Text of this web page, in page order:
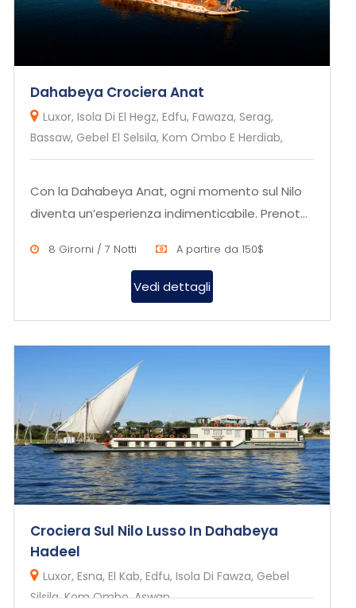
Dahabeya Crociera Anat
Luxor, Isola Di El Hegz, Edfu, Fawaza, Serag,
Bassaw, Gebel El Selsila, Kom Ombo E Herdiab,
Con la Dahabeya Anat, ogni momento sul Nilo
diventa un’esperienza indimenticabile. Prenota
8 Girorni / 7 Notti A partire da 150$
Vedi dettagli
Crociera Sul Nilo Lusso In Dahabeya
Hadeel
Luxor, Esna, El Kab, Edfu, Isola Di Fawza, Gebel
Silsila, Kom Ombo, Aswan